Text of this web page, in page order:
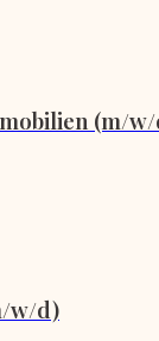
(m/
w/d)